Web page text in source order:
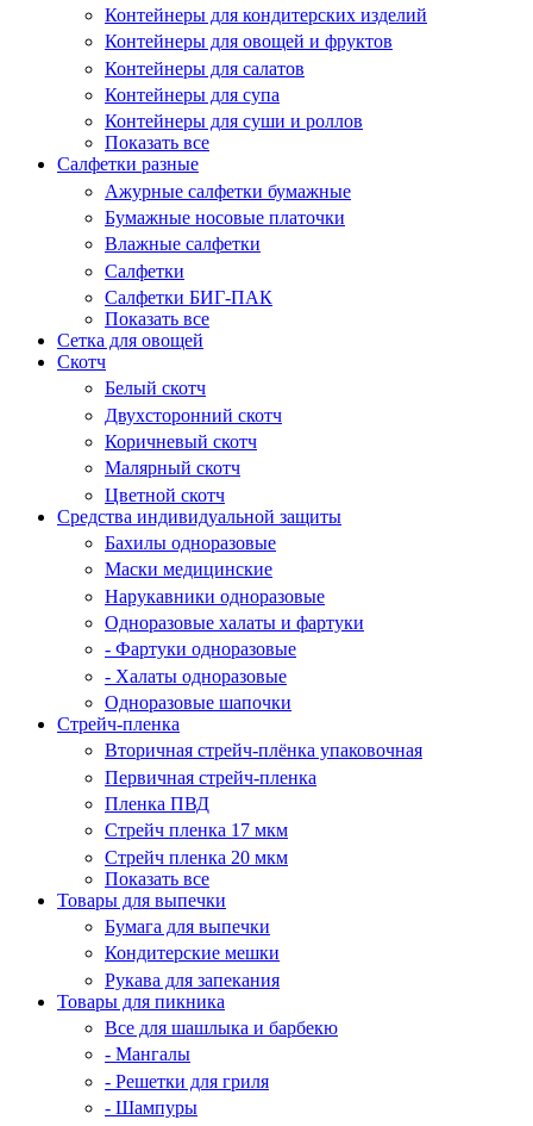
Контейнеры для кондитерских изделий
Контейнеры для овощей и фруктов
Контейнеры для салатов
Контейнеры для супа
Контейнеры для суши и роллов
Показать все
Салфетки разные
Ажурные салфетки бумажные
Бумажные носовые платочки
Влажные салфетки
Салфетки
Салфетки БИГ-ПАК
Показать все
Сетка для овощей
Скотч
Белый скотч
Двухсторонний скотч
Коричневый скотч
Малярный скотч
Цветной скотч
Средства индивидуальной защиты
Бахилы одноразовые
Маски медицинские
Нарукавники одноразовые
Одноразовые халаты и фартуки
- Фартуки одноразовые
- Халаты одноразовые
Одноразовые шапочки
Стрейч-пленка
Вторичная стрейч-плёнка упаковочная
Первичная стрейч-пленка
Пленка ПВД
Стрейч пленка 17 мкм
Стрейч пленка 20 мкм
Показать все
Товары для выпечки
Бумага для выпечки
Кондитерские мешки
Рукава для запекания
Товары для пикника
Все для шашлыка и барбекю
- Мангалы
- Решетки для гриля
- Шампуры